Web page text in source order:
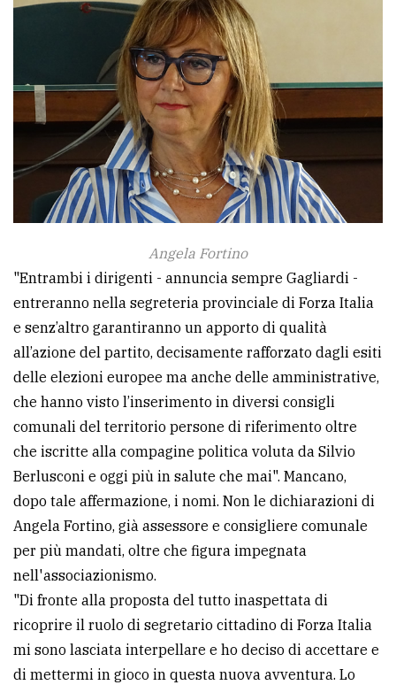
PRIVACY
Privacy
policy
Angela Fortino
"Entrambi i dirigenti - annuncia sempre Gagliardi -
entreranno nella segreteria provinciale di Forza Italia
e senz’altro garantiranno un apporto di qualità
all’azione del partito, decisamente rafforzato dagli esiti
delle elezioni europee ma anche delle amministrative,
che hanno visto l’inserimento in diversi consigli
comunali del territorio persone di riferimento oltre
che iscritte alla compagine politica voluta da Silvio
Berlusconi e oggi più in salute che mai". Mancano,
dopo tale affermazione, i nomi. Non le dichiarazioni di
Angela Fortino, già assessore e consigliere comunale
per più mandati, oltre che figura impegnata
nell'associazionismo.
"Di fronte alla proposta del tutto inaspettata di
ricoprire il ruolo di segretario cittadino di Forza Italia
mi sono lasciata interpellare e ho deciso di accettare e
di mettermi in gioco in questa nuova avventura. Lo